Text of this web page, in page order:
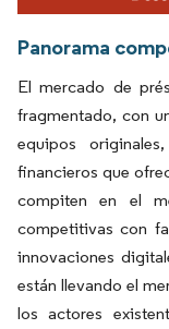
Panorama
El mercado de
fragmentado, con
equipos
financieros que
compiten en el
competitivas con
innovaciones
están llevando el
los actores